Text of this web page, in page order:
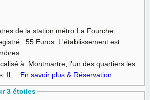
de la station métro La Fourche.
: 55 Euros. L'établissement est
à Montmartre, l'un des quartiers les
Il ... En savoir plus & Réservation
3 étoiles